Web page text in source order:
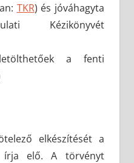
TKR) és jóváhagyta
Kézikönyvét
a fenti
elkészítését a
írja elő. A törvényt